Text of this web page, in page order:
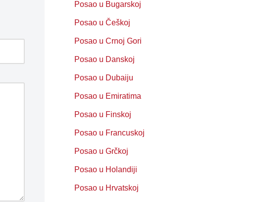
Posao u Bugarskoj
Posao u Češkoj
Posao u Crnoj Gori
Posao u Danskoj
Posao u Dubaiju
Posao u Emiratima
Posao u Finskoj
Posao u Francuskoj
Posao u Grčkoj
Posao u Holandiji
Posao u Hrvatskoj